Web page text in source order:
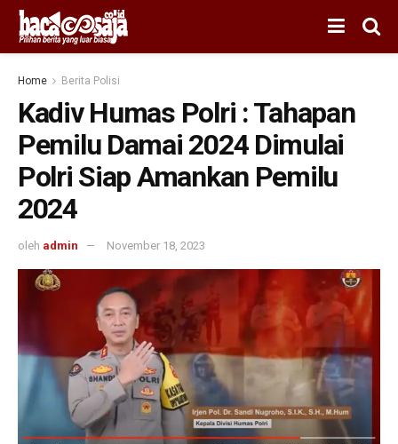
Home Berita Polisi
Kadiv Humas Polri : Tahapan
Pemilu Damai 2024 Dimulai
Polri Siap Amankan Pemilu
2024
oleh admin November 18, 2023